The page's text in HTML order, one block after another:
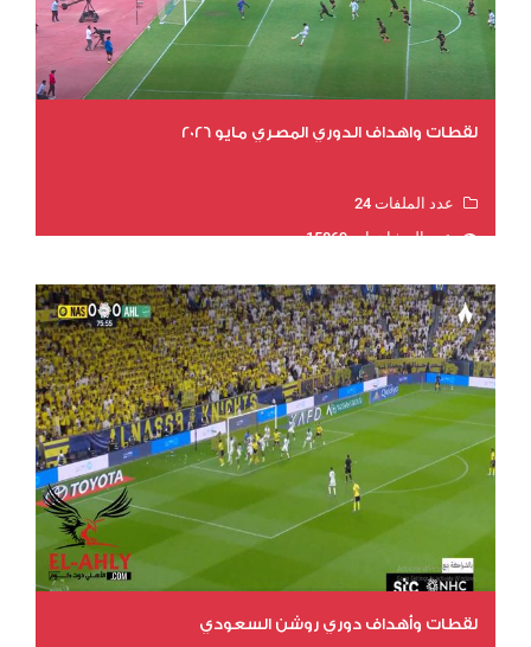
لقطات واهداف الدوري المصري مايو 2026
عدد الملفات 24
عدد المشاهدات 15869
لقطات وأهداف دوري روشن السعودي